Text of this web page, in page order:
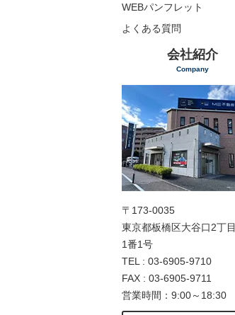
WEBパンフレット
よくある質問
会社紹介
Company
〒173-0035
東京都板橋区大谷口2丁目
1番1号
TEL : 03-6905-9710
FAX : 03-6905-9711
営業時間：9:00～18:30